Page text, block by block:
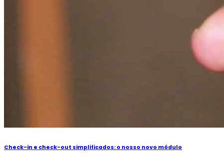
Check-in e check-out simplificados: o nosso novo módulo